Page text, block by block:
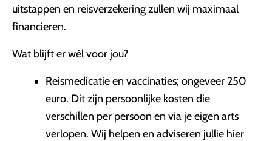
uitstappen en reisverzekering zullen wij maximaal
financieren.
Wat blijft er wél voor jou?
Reismedicatie en vaccinaties; ongeveer 250
euro. Dit zijn persoonlijke kosten die
verschillen per persoon en via je eigen arts
verlopen. Wij helpen en adviseren jullie hier